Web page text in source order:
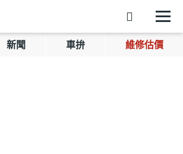
新聞 車拚 維修估價